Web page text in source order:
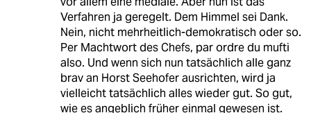
Verfahren ja geregelt. Dem Himmel sei Dank.
Nein, nicht mehrheitlich-demokratisch oder so.
Per Machtwort des Chefs, par ordre du mufti
also. Und wenn sich nun tatsächlich alle ganz
brav an Horst Seehofer ausrichten, wird ja
vielleicht tatsächlich alles wieder gut. So gut,
wie es angeblich früher einmal gewesen ist.